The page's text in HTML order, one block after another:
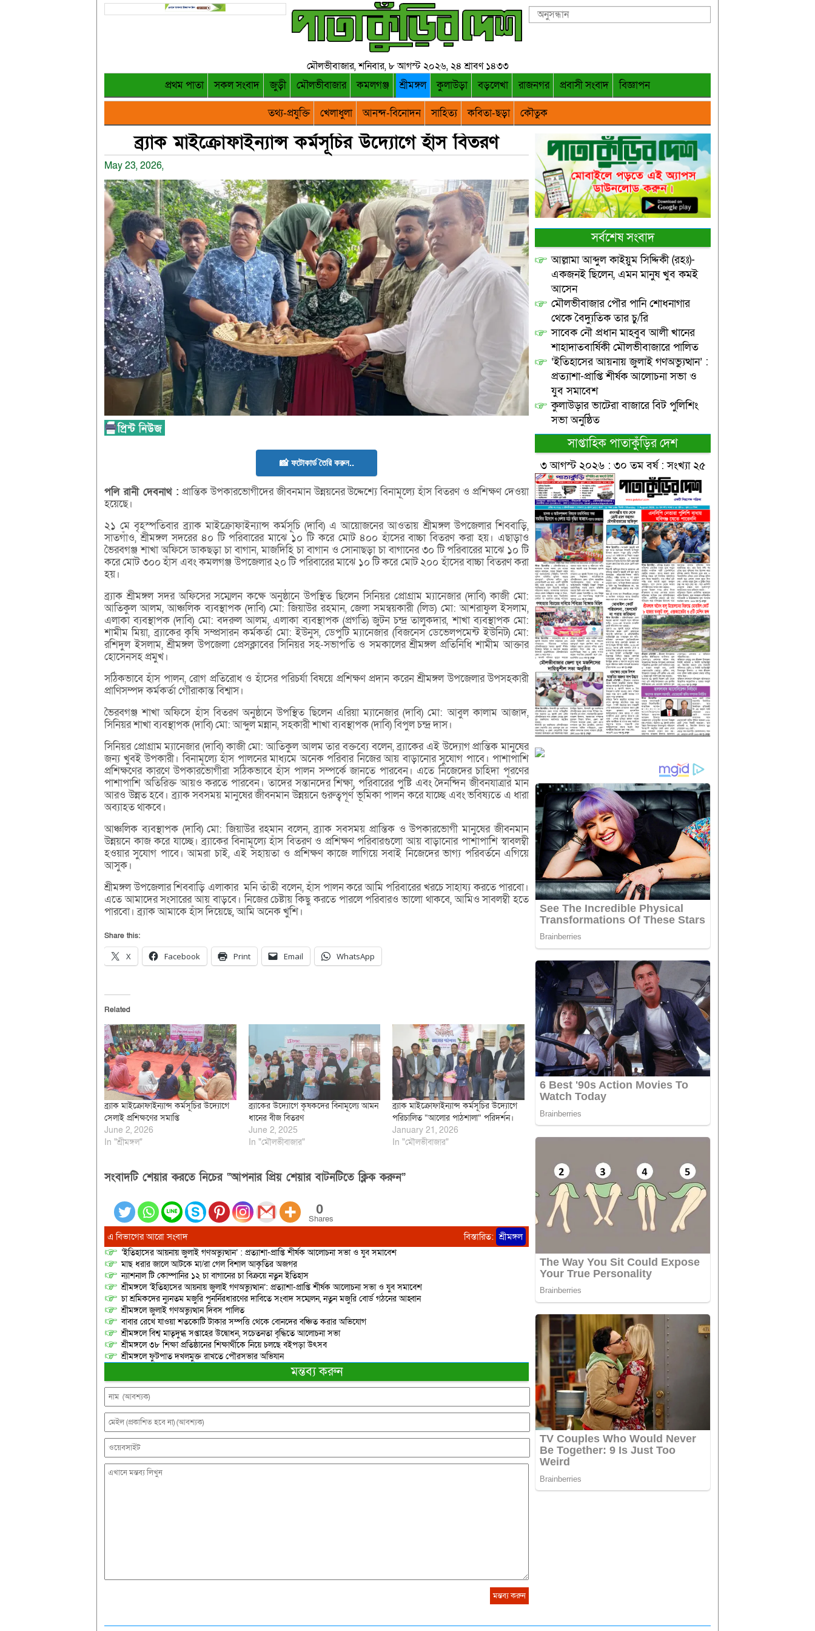
মৌলভীবাজার, শনিবার, ৮ আগস্ট ২০২৬, ২৪ শ্রাবণ ১৪৩৩
প্রথম পাতা সকল সংবাদ জুড়ী মৌলভীবাজার কমলগঞ্জ শ্রীমঙ্গল কুলাউড়া বড়লেখা রাজনগর প্রবাসী সংবাদ
বিজ্ঞাপন
তথ্য-প্রযুক্তি
খেলাধুলা আনন্দ-বিনোদন সাহিত্য কবিতা-ছড়া কৌতুক
ব্র্যাক মাইক্রোফাইন্যান্স কর্মসূচির উদ্যোগে হাঁস বিতরণ
May 23, 2026,
📸 ফটোকার্ড তৈরি করুন..
পলিরানী দেবনাথ : প্রান্তিক উপকারভোগীদের জীবনমান উন্নয়নের উদ্দেশ্যে বিনামূল্যে হাঁস বিতরণ ও প্রশিক্ষণ দেওয়া
হয়েছে।
২১ মে বৃহস্পতিবার ব্র্যাক মাইক্রোফাইন্যান্স কর্মসূচি (দাবি) এ আয়োজনের আওতায় শ্রীমঙ্গল উপজেলার শিববাড়ি,
সাতগাঁও, শ্রীমঙ্গল সদরের ৪০ টি পরিবারের মাঝে ১০ টি করে মোট ৪০০ হাঁসের বাচ্চা বিতরণ করা হয়। এছাড়াও
ভৈরবগঞ্জ শাখা অফিসে ডাকছড়া চা বাগান, মাজদিহি চা বাগান ও সোনাছড়া চা বাগানের ৩০ টি পরিবারের মাঝে ১০ টি
করে মোট ৩০০ হাঁস এবং কমলগঞ্জ উপজেলার ২০ টি পরিবারের মাঝে ১০ টি করে মোট ২০০ হাঁসের বাচ্চা বিতরণ করা
হয়।
ব্র্যাক শ্রীমঙ্গল সদর অফিসের সম্মেলন কক্ষে অনুষ্ঠানে উপস্থিত ছিলেন সিনিয়র প্রোগ্রাম ম্যানেজার (দাবি) কাজী মো:
আতিকুল আলম, আঞ্চলিক ব্যবস্থাপক (দাবি) মো: জিয়াউর রহমান, জেলা সমন্বয়কারী (লিড) মো: আশরাফুল ইসলাম,
এলাকা ব্যবস্থাপক (দাবি) মো: বদরুল আলম, এলাকা ব্যবস্থাপক (প্রগতি) জুটন চন্দ্র তালুকদার, শাখা ব্যবস্থাপক মো:
শামীম মিয়া, ব্র্যাকের কৃষি সম্প্রসারন কর্মকর্তা মো: ইউনুস, ডেপুটি ম্যানেজার (বিজনেস ডেভেলপমেন্ট ইউনিট) মো:
রশিদুল ইসলাম, শ্রীমঙ্গল উপজেলা প্রেসক্লাবের সিনিয়র সহ-সভাপতি ও সমকালের শ্রীমঙ্গল প্রতিনিধি শামীম আক্তার
হোসেনসহ প্রমুখ।
সঠিকভাবে হাঁস পালন, রোগ প্রতিরোধ ও হাঁসের পরিচর্যা বিষয়ে প্রশিক্ষণ প্রদান করেন শ্রীমঙ্গল উপজেলার উপসহকারী
প্রাণিসম্পদ কর্মকর্তা গৌরাকান্ত বিশ্বাস।
ভৈরবগঞ্জ শাখা অফিসে হাঁস বিতরণ অনুষ্ঠানে উপস্থিত ছিলেন এরিয়া ম্যানেজার (দাবি) মো: আবুল কালাম আজাদ,
সিনিয়র শাখা ব্যবস্থাপক (দাবি) মো: আব্দুল মন্নান, সহকারী শাখা ব্যবস্থাপক (দাবি) বিপুল চন্দ্র দাস।
সিনিয়র প্রোগ্রাম ম্যানেজার (দাবি) কাজী মো: আতিকুল আলম তার বক্তব্যে বলেন, ব্র্যাকের এই উদ্যোগ প্রান্তিক মানুষের
জন্য খুবই উপকারী। বিনামূল্যে হাঁস পালনের মাধ্যমে অনেক পরিবার নিজের আয় বাড়ানোর সুযোগ পাবে। পাশাপাশি
প্রশিক্ষণের কারণে উপকারভোগীরা সঠিকভাবে হাঁস পালন সম্পর্কে জানতে পারবেন। এতে নিজেদের চাহিদা পূরণের
পাশাপাশি অতিরিক্ত আয়ও করতে পারবেন। তাদের সন্তানদের শিক্ষা, পরিবারের পুষ্টি এবং দৈনন্দিন জীবনযাত্রার মান
আরও উন্নত হবে। ব্র্যাক সবসময় মানুষের জীবনমান উন্নয়নে গুরুত্বপূর্ণ ভূমিকা পালন করে যাচ্ছে এবং ভবিষ্যতে এ ধারা
অব্যাহত থাকবে।
আঞ্চলিক ব্যবস্থাপক (দাবি) মো: জিয়াউর রহমান বলেন, ব্র্যাক সবসময় প্রান্তিক ও উপকারভোগী মানুষের জীবনমান
উন্নয়নে কাজ করে যাচ্ছে। ব্র্যাকের বিনামূল্যে হাঁস বিতরণ ও প্রশিক্ষণ পরিবারগুলো আয় বাড়ানোর পাশাপাশি স্বাবলম্বী
হওয়ার সুযোগ পাবে। আমরা চাই, এই সহায়তা ও প্রশিক্ষণ কাজে লাগিয়ে সবাই নিজেদের ভাগ্য পরিবর্তনে এগিয়ে
আসুক।
শ্রীমঙ্গল উপজেলার শিববাড়ি এলাকার মনি তাঁতী বলেন, হাঁস পালন করে আমি পরিবারের খরচে সাহায্য করতে পারবো।
এতে আমাদের সংসারের আয় বাড়বে। নিজের চেষ্টায় কিছু করতে পারলে পরিবারও ভালো থাকবে, আমিও সাবলম্বী হতে
পারবো। ব্র্যাক আমাকে হাঁস দিয়েছে, আমি অনেক খুশি।
Share this:
X Facebook Print Email WhatsApp
Related
ব্র্যাক মাইক্রোফাইন্যান্স কর্মসূচির উদ্যোগে
সেলাই প্রশিক্ষণের সমাপ্তি
June 2, 2026
In "শ্রীমঙ্গল"
ব্র্যাকের উদ্যোগে কৃষকদের বিনামূল্যে আমন
ধানের বীজ বিতরণ
June 2, 2025
In "মৌলভীবাজার"
ব্র্যাক মাইক্রোফাইন্যান্স কর্মসূচির উদ্যোগে
পরিচালিত “আলোর পাঠশালা” পরিদর্শন।
January 21, 2026
In "মৌলভীবাজার"
সংবাদটি শেয়ার করতে নিচের “আপনার প্রিয় শেয়ার বাটনটিতে ক্লিক করুন”
0
Shares
এ বিভাগের আরো সংবাদ বিস্তারিত: শ্রীমঙ্গল
‘ইতিহাসের আয়নায় জুলাই গণঅভ্যুত্থান’ : প্রত্যাশা-প্রাপ্তি শীর্ষক আলোচনা সভা ও যুব সমাবেশ
মাছ ধরার জালে আটকে মা/রা গেল বিশাল আকৃতির অজগর
ন্যাশনাল টি কোম্পানির ১২ চা বাগানের চা বিক্রয়ে নতুন ইতিহাস
শ্রীমঙ্গলে ‘ইতিহাসের আয়নায় জুলাই গণঅভ্যুত্থান’: প্রত্যাশা-প্রাপ্তি শীর্ষক আলোচনা সভা ও যুব সমাবেশ
চা শ্রমিকদের ন্যুনতম মজুরি পুনর্নিরধারণের দাবিতে সংবাদ সম্মেলন, নতুন মজুরি বোর্ড গঠনের আহ্বান
শ্রীমঙ্গলে জুলাই গণঅভ্যুত্থান দিবস পালিত
বাবার রেখে যাওয়া শতকোটি টাকার সম্পত্তি থেকে বোনদের বঞ্চিত করার অভিযোগ
শ্রীমঙ্গলে বিশ্ব মাতৃদুগ্ধ সপ্তাহের উদ্বোধন, সচেতনতা বৃদ্ধিতে আলোচনা সভা
শ্রীমঙ্গলে ৩৮ শিক্ষা প্রতিষ্ঠানের শিক্ষার্থীকে নিয়ে চলছে বইপড়া উৎসব
শ্রীমঙ্গলে ফুটপাত দখলমুক্ত রাখতে পৌরসভার অভিযান
মন্তব্য করুন
সর্বশেষ সংবাদ
আল্লামা আব্দুল কাইয়ুম সিদ্দিকী (রহঃ)-
একজনই ছিলেন, এমন মানুষ খুব কমই
আসেন
মৌলভীবাজার পৌর পানি শোধনাগার
থেকে বৈদ্যুতিক তার চু/রি
সাবেক নৌ প্রধান মাহবুব আলী খানের
শাহাদাতবার্ষিকী মৌলভীবাজারে পালিত
‘ইতিহাসের আয়নায় জুলাই গণঅভ্যুত্থান’ :
প্রত্যাশা-প্রাপ্তি শীর্ষক আলোচনা সভা ও
যুব সমাবেশ
কুলাউড়ার ভাটেরা বাজারে বিট পুলিশিং
সভা অনুষ্ঠিত
সাপ্তাহিক পাতাকুঁড়ির দেশ
৩ আগস্ট ২০২৬ : ৩০ তম বর্ষ : সংখ্যা ২৫